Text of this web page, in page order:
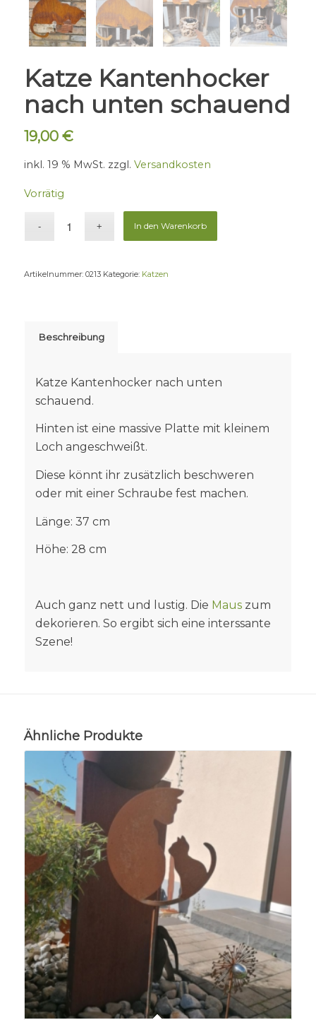
Katze Kantenhocker
nach unten schauend
19,00 €
inkl. 19 % MwSt. zzgl. Versandkosten
Vorrätig
In den Warenkorb
Artikelnummer: 0213 Kategorie: Katzen
Beschreibung
Katze Kantenhocker nach unten
schauend.
Hinten ist eine massive Platte mit kleinem
Loch angeschweißt.
Diese könnt ihr zusätzlich beschweren
oder mit einer Schraube fest machen.
Länge: 37 cm
Höhe: 28 cm
Auch ganz nett und lustig. Die Mauszum
dekorieren. So ergibt sich eine interssante
Szene!
Ähnliche Produkte